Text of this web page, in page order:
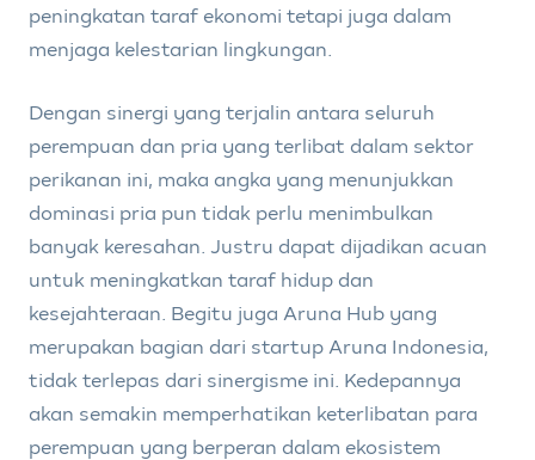
peningkatan taraf ekonomi tetapi juga dalam
menjaga kelestarian lingkungan.
Dengan sinergi yang terjalin antara seluruh
perempuan dan pria yang terlibat dalam sektor
perikanan ini, maka angka yang menunjukkan
dominasi pria pun tidak perlu menimbulkan
banyak keresahan. Justru dapat dijadikan acuan
untuk meningkatkan taraf hidup dan
kesejahteraan. Begitu juga Aruna Hub yang
merupakan bagian dari startup Aruna Indonesia,
tidak terlepas dari sinergisme ini. Kedepannya
akan semakin memperhatikan keterlibatan para
perempuan yang berperan dalam ekosistem